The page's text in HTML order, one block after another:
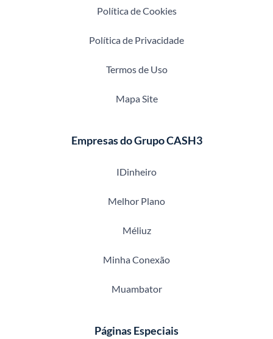
Política de Cookies
Política de Privacidade
Termos de Uso
Mapa Site
Empresas do Grupo CASH3
IDinheiro
Melhor Plano
Méliuz
Minha Conexão
Muambator
Páginas Especiais